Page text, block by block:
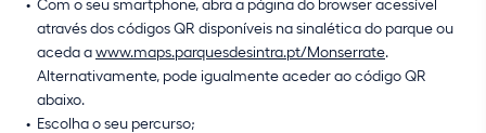
através dos códigos QR disponíveis na sinalética do parque ou
aceda awww.maps.parquesdesintra.pt/Monserrate.
Alternativamente, pode igualmente aceder ao código QR
abaixo.
Escolha o seu percurso;